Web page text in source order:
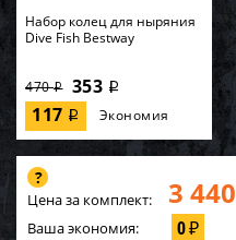
Набор колец для ныряния
Dive Fish Bestway
470i 353 i
117 i Экономия
Цена за комплект: 3 440
Ваша экономия: 0₽